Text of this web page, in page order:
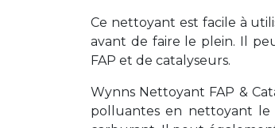
Ce nettoyant est facile à
avant de faire le plein. Il
FAP et de catalyseurs.
Wynns Nettoyant FAP &
polluantes en nettoyant le